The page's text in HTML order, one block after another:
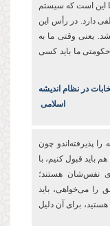
این است که سیستم
دارد. در رأس این
یعنی وقتی ما به
ما باید کسی
در نظام اندیشه
اسلامی
را پذیرفته‌اندو چون
باید قبول کنیم، با
نفس‌شان هستند؛
را می‌خواهی، باید
برای آن دلیل